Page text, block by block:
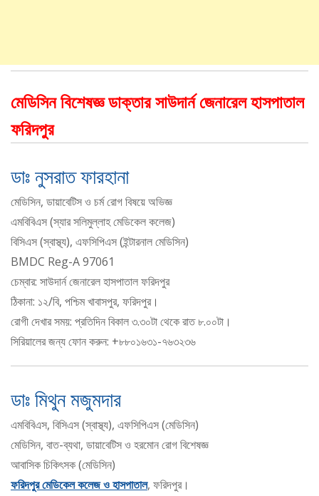
মেডিসিন বিশেষজ্ঞ ডাক্তার সাউদার্ন জেনারেল হাসপাতাল
ফরিদপুর
ডাঃ নুসরাত ফারহানা
মেডিসিন, ডায়াবেটিস ও চর্ম রোগ বিষয়ে অভিজ্ঞ
এমবিবিএস (স্যার সলিমুল্লাহ মেডিকেল কলেজ)
বিসিএস (স্বাস্থ্য), এফসিপিএস (ইন্টারনাল মেডিসিন)
BMDC Reg-A 97061
চেম্বার: সাউদার্ন জেনারেল হাসপাতাল ফরিদপুর
ঠিকানা: ১২/বি, পশ্চিম খাবাসপুর, ফরিদপুর।
রোগী দেখার সময়: প্রতিদিন বিকাল ৩.৩০টা থেকে রাত ৮.০০টা।
সিরিয়ালের জন্য ফোন করুন: +৮৮০১৬৩১-৭৬৩২৩৬
ডাঃ মিথুন মজুমদার
এমবিবিএস, বিসিএস (স্বাস্থ্য), এফসিপিএস (মেডিসিন)
মেডিসিন, বাত-ব্যথা, ডায়াবেটিস ও হরমোন রোগ বিশেষজ্ঞ
আবাসিক চিকিৎসক (মেডিসিন)
ফরিদপুর মেডিকেল কলেজ ও হাসপাতাল, ফরিদপুর।